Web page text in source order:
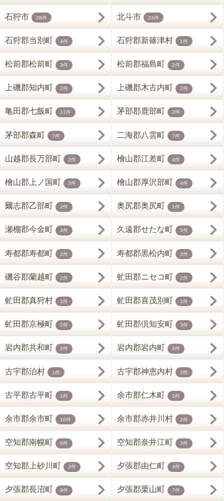
石狩市 28件 北斗市 23件
石狩郡当別町 4件 石狩郡新篠津村 1件
松前郡松前町 3件 松前郡福島町 2件
上磯郡知内町 2件 上磯郡木古内町 2件
亀田郡七飯町 11件 茅部郡鹿部町 2件
茅部郡森町 7件 二海郡八雲町 7件
山越郡長万部町 2件 檜山郡江差町 4件
檜山郡上ノ国町 3件 檜山郡厚沢部町 4件
爾志郡乙部町 2件 奥尻郡奥尻町 1件
瀬棚郡今金町 4件 久遠郡せたな町 5件
寿都郡寿都町 2件 寿都郡黒松内町 3件
磯谷郡蘭越町 2件 虻田郡ニセコ町 2件
虻田郡真狩村 1件 虻田郡喜茂別町 1件
虻田郡京極町 2件 虻田郡倶知安町 3件
岩内郡共和町 2件 岩内郡岩内町 4件
古宇郡泊村 1件 古宇郡神恵内村 2件
古平郡古平町 1件 余市郡仁木町 2件
余市郡余市町 10件 余市郡赤井川村 2件
空知郡南幌町 6件 空知郡奈井江町 3件
空知郡上砂川町 3件 夕張郡由仁町 4件
夕張郡長沼町 8件 夕張郡栗山町 7件